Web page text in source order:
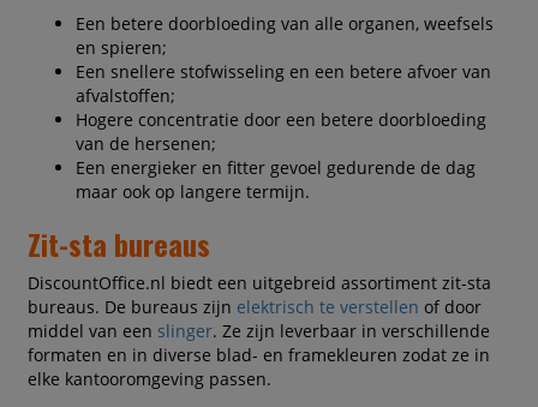
Een betere doorbloeding van alle organen, weefsels
en spieren;
Een snellere stofwisseling en een betere afvoer van
afvalstoffen;
Hogere concentratie door een betere doorbloeding
van de hersenen;
Een energieker en fitter gevoel gedurende de dag
maar ook op langere termijn.
Zit-sta bureaus
DiscountOffice.nl biedt een uitgebreid assortiment zit-sta
bureaus. De bureaus zijn elektrisch te verstellen of door
middel van een slinger. Ze zijn leverbaar in verschillende
formaten en in diverse blad- en framekleuren zodat ze in
elke kantooromgeving passen.